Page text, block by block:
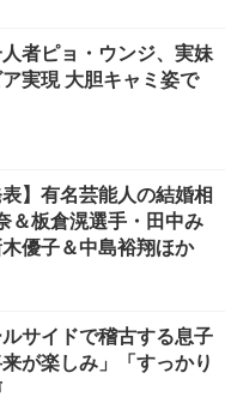
者ピョ・ウンジ、実妹
実現 大胆キャミ姿で
】有名芸能人の結婚相
＆板倉滉選手・田中み
優子＆中島裕翔ほか
サイドで稽古する息子
が楽しみ」「すっかり